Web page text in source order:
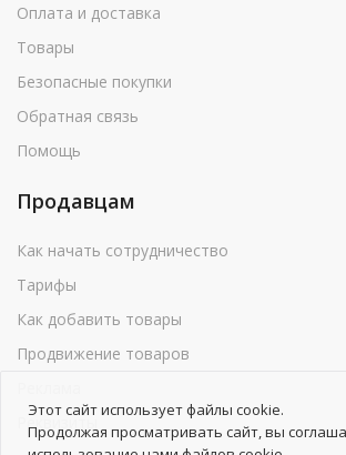
Оплата и доставка
Товары
Безопасные покупки
Обратная связь
Помощь
Продавцам
Как начать сотрудничество
Тарифы
Как добавить товары
Продвижение товаров
Реквизиты
Этот сайт использует файлы cookie.
Продолжая просматривать сайт, вы